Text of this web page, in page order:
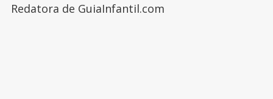
Redatora de GuiaInfantil.com